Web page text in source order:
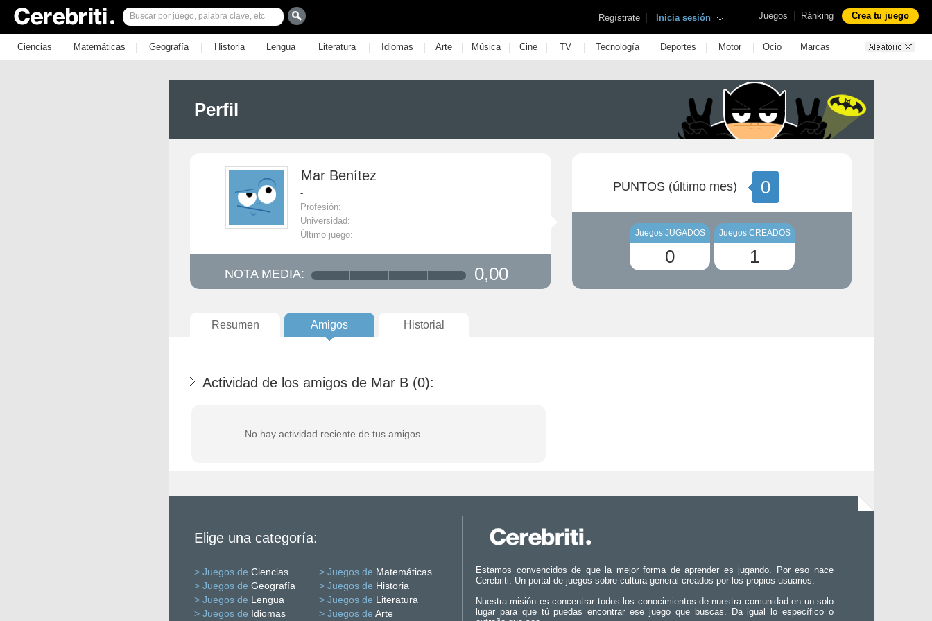
Juegos | Ránking Crea tu juego
Regístrate | Inicia sesión
Ciencias | Matemáticas | Geografía | Historia | Lengua | Literatura | Idiomas | Arte | Música | Cine | TV | Tecnología | Deportes | Motor | Ocio | Marcas
Perfil
Mar Benítez
-
Profesión:
Universidad:
Último juego:
NOTA MEDIA: 0,00
PUNTOS (último mes) 0
Juegos JUGADOS
0
Juegos CREADOS
1
Resumen Amigos Historial
Actividad de los amigos de Mar B (0):
No hay actividad reciente de tus amigos.
Elige una categoría:
> Juegos de Ciencias > Juegos de Matemáticas
> Juegos de Geografía > Juegos de Historia
> Juegos de Lengua > Juegos de Literatura
> Juegos de Idiomas > Juegos de Arte
Estamos convencidos de que la mejor forma de aprender es jugando. Por eso nace
Cerebriti. Un portal de juegos sobre cultura general creados por los propios usuarios.
Nuestra misión es concentrar todos los conocimientos de nuestra comunidad en un solo
lugar para que tú puedas encontrar ese juego que buscas. Da igual lo específico o